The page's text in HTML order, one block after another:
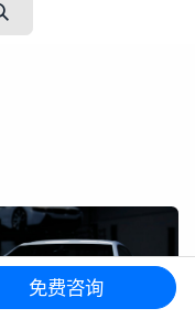
免费咨询